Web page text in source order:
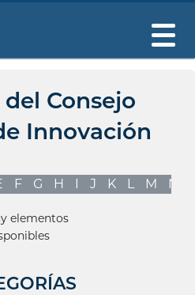
Consejo
Innovación
F G H I J K L M N
elementos